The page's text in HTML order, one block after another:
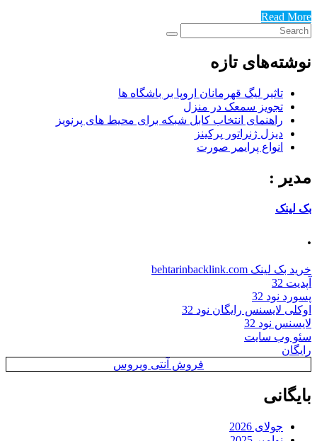
Read More
نوشته‌های تازه
تاثیر لیگ قهرمانان اروپا بر باشگاه ها
تجویز سمعک در منزل
راهنمای انتخاب کابل شبکه برای محیط های پرنویز
دیزل ژنراتور پرکینز
انواع پرایمر صورت
مدیر :
بک لینک
.
خرید بک لینک behtarinbacklink.com
آپدیت 32
پسورد نود 32
اوکلی لایسنس رایگان نود 32
لایسنس نود 32
سئو وب سایت
رایگان
فروش آنتی ویروس
بایگانی
جولای 2026